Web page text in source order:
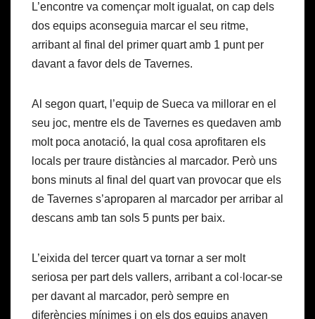
L’encontre va començar molt igualat, on cap dels
dos equips aconseguia marcar el seu ritme,
arribant al final del primer quart amb 1 punt per
davant a favor dels de Tavernes.
Al segon quart, l’equip de Sueca va millorar en el
seu joc, mentre els de Tavernes es quedaven amb
molt poca anotació, la qual cosa aprofitaren els
locals per traure distàncies al marcador. Però uns
bons minuts al final del quart van provocar que els
de Tavernes s’aproparen al marcador per arribar al
descans amb tan sols 5 punts per baix.
L’eixida del tercer quart va tornar a ser molt
seriosa per part dels vallers, arribant a col·locar-se
per davant al marcador, però sempre en
diferències mínimes i on els dos equips anaven